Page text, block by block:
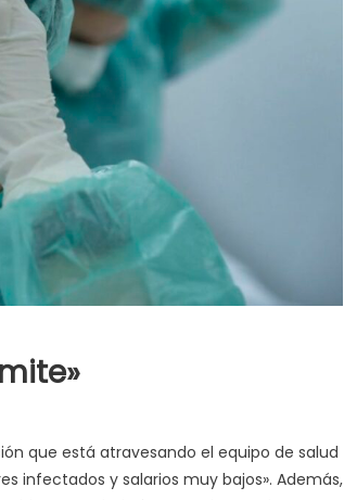
que está atravesando el equipo de salud
infectados y salarios muy bajos». Además,